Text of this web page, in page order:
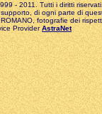
- 2011. Tutti i diritti riservati.
di ogni parte di
fotografie dei
ProviderAstraNet